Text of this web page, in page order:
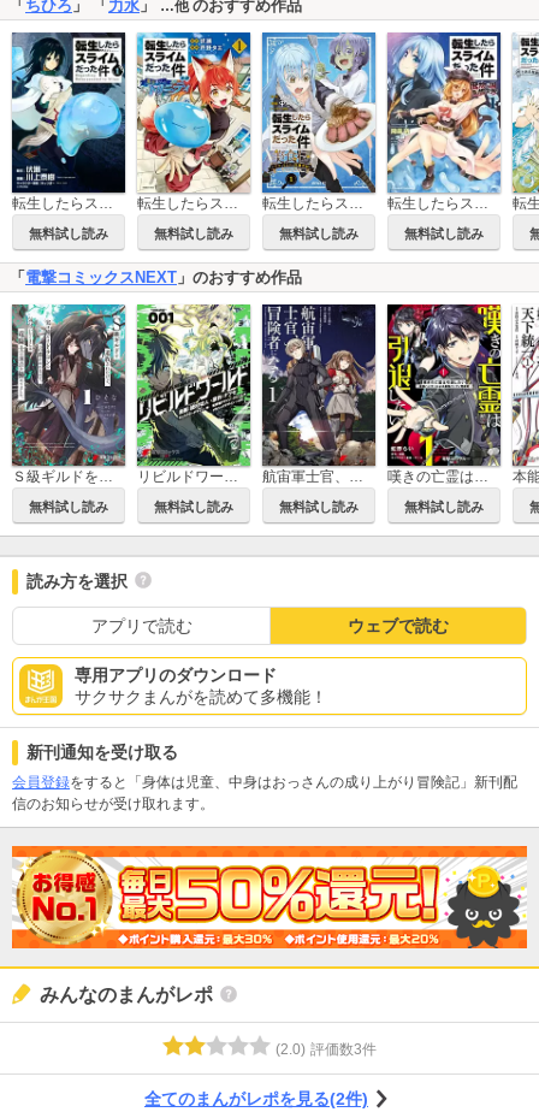
「 ちひろ 」 「 力水 」 …他のおすすめ作品
転生したらスライムだった件
無料試し読み
転生したらスライムだった件 異聞 ～魔国暮らしのトリニティ～
無料試し読み
転生したらスライムだった件 美食伝～ペコとリムルの料理手帖～
無料試し読み
転生したらスライムだった件－魔物の国の歩き方－
無料試し読み
「 電撃コミックスNEXT 」のおすすめ作品
Ｓ級ギルドを追放されたけど、実は俺だけドラゴンの言葉がわかるので、気付いたときには竜騎士の頂点を極めてました。
無料試し読み
リビルドワールド
無料試し読み
航宙軍士官、冒険者になる
無料試し読み
嘆きの亡霊は引退したい ～最弱ハンターによる最強パーティ育成術～
無料試し読み
読み方を選択
アプリで読む ウェブで読む
専用アプリのダウンロード
サクサクまんがを読めて多機能！
新刊通知を受け取る
会員登録をすると「身体は児童、中身はおっさんの成り上がり冒険記」新刊配
信のお知らせが受け取れます。
みんなのまんがレポ
(2.0) 評価数3件
全てのまんがレポを見る(2件)